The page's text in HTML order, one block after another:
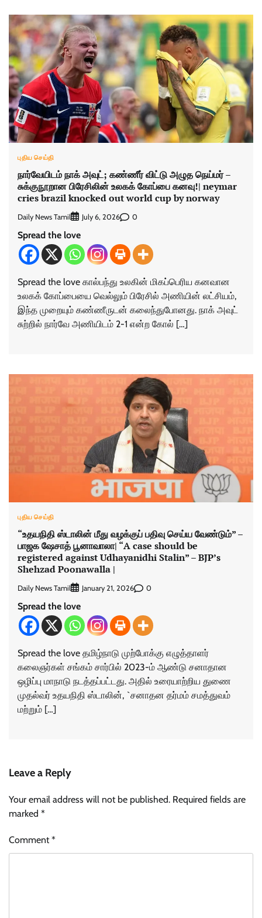
புதிய செய்தி
நார்வேயிடம் நாக் அவுட்; கண்ணீர் விட்டு அழுத நெய்மர் –
சுக்குநூறான பிரேசிலின் உலகக் கோப்பை கனவு!| neymar
cries brazil knocked out world cup by norway
Daily News Tamil July 6, 2026 0
Spread the love
Spread the love கால்பந்து உலகின் மிகப்பெரிய கனவான
உலகக் கோப்பையை வெல்லும் பிரேசில் அணியின் லட்சியம்,
இந்த முறையும் கண்ணீருடன் கலைந்துபோனது. நாக் அவுட்
சுற்றில் நார்வே அணியிடம் 2-1 என்ற கோல் […]
புதிய செய்தி
“உதயநிதி ஸ்டாலின் மீது வழக்குப் பதிவு செய்ய வேண்டும்” –
பாஜக ஷேசாத் பூனாவாலா| “A case should be
registered against Udhayanidhi Stalin” – BJP’s
Shehzad Poonawalla |
Daily News Tamil January 21, 2026 0
Spread the love
Spread the love தமிழ்நாடு முற்போக்கு எழுத்தாளர்
கலைஞர்கள் சங்கம் சார்பில் 2023-ம் ஆண்டு சனாதான
ஒழிப்பு மாநாடு நடத்தப்பட்டது. அதில் உரையாற்றிய துணை
முதல்வர் உதயநிதி ஸ்டாலின், `சனாதன தர்மம் சமத்துவம்
மற்றும் […]
Leave a Reply
Your email address will not be published. Required fields are
marked *
Comment*